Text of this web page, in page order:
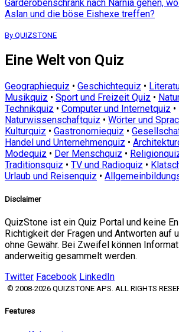
Garderobenschrank nach Narnia gehen,
Aslan und die böse Eishexe treffen?
By QUIZSTONE
Eine Welt von Quiz
Geographiequiz • Geschichtequiz •
Musikquiz • Sport und Freizeit Quiz •
Technikquiz • Computer und Internetquiz •
Naturwissenschaftquiz • Wörter und
Kulturquiz • Gastronomiequiz •
Handel und Unternehmenquiz •
Modequiz • Der Menschquiz •
Traditionsquiz • TV und Radioquiz •
Urlaub und Reisenquiz •
Disclaimer
QuizStone ist ein Quiz Portal und keine
Richtigkeit der Fragen und Antworten auf
ohne Gewähr. Bei Zweifel können
anderweitig gesammelt werden.
Twitter Facebook LinkedIn
© 2008-2026 QUIZSTONE APS. ALL RIGHTS
Features